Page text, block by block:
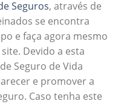
Seguros, através de
se encontra
e faça agora mesmo
Devido a esta
Seguro de Vida
e promover a
Caso tenha este